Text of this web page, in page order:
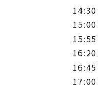
14:30
15:00
15:55
16:20
16:45
17:00